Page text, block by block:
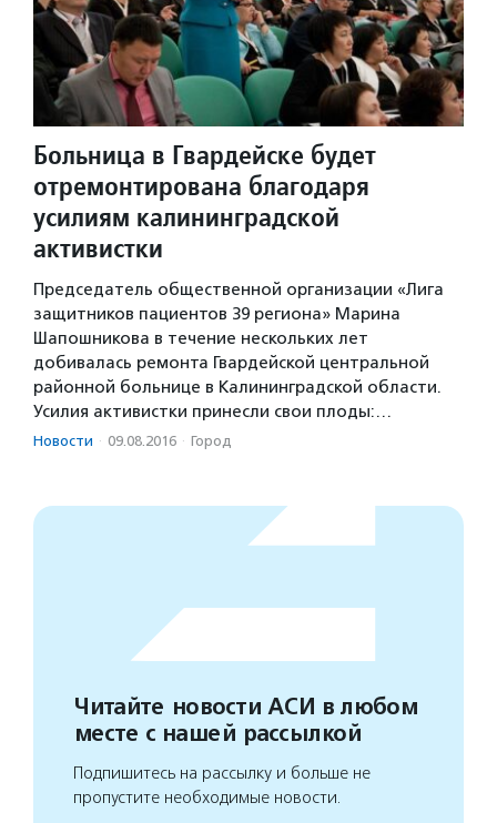
Больница в Гвардейске будет
отремонтирована благодаря
усилиям калининградской
активистки
Председатель общественной организации «Лига
защитников пациентов 39 региона» Марина
Шапошникова в течение нескольких лет
добивалась ремонта Гвардейской центральной
районной больнице в Калининградской области.
Усилия активистки принесли свои плоды:…
Новости · 09.08.2016 · Город
Читайте новости АСИ в любом
месте с нашей рассылкой
Подпишитесь на рассылку и больше не
пропустите необходимые новости.